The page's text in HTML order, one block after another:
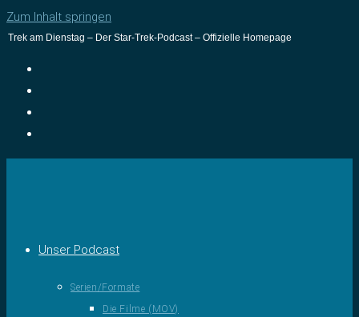
Zum Inhalt springen
Trek am Dienstag – Der Star-Trek-Podcast – Offizielle Homepage
Unser Podcast
Serien/Formate
Die Filme (MOV)